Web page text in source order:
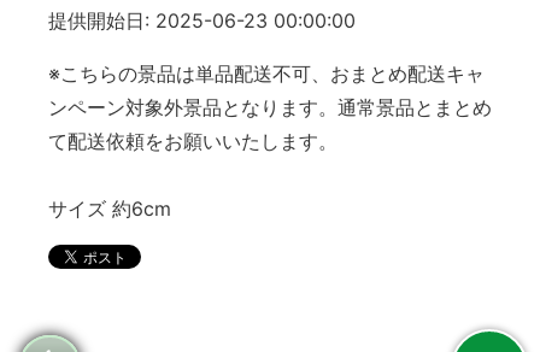
提供開始日: 2025-06-23 00:00:00
※こちらの景品は単品配送不可、おまとめ配送キャ
ンペーン対象外景品となります。通常景品とまとめ
て配送依頼をお願いいたします。
サイズ 約6cm